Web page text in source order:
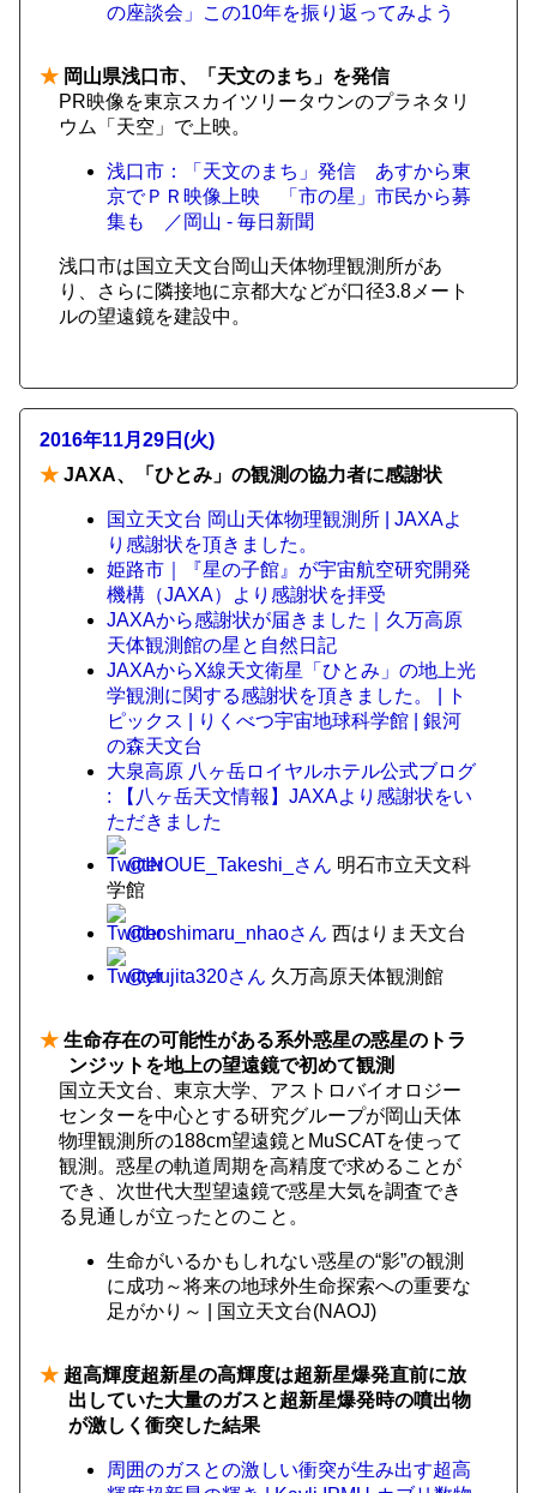
の座談会」この10年を振り返ってみよう
★ 岡山県浅口市、「天文のまち」を発信
PR映像を東京スカイツリータウンのプラネタリ
ウム「天空」で上映。
浅口市：「天文のまち」発信 あすから東
京でＰＲ映像上映 「市の星」市民から募
集も ／岡山 - 毎日新聞
浅口市は国立天文台岡山天体物理観測所があ
り、さらに隣接地に京都大などが口径3.8メート
ルの望遠鏡を建設中。
2016年11月29日(火)
★ JAXA、「ひとみ」の観測の協力者に感謝状
国立天文台 岡山天体物理観測所 | JAXAよ
り感謝状を頂きました。
姫路市｜『星の子館』が宇宙航空研究開発
機構（JAXA）より感謝状を拝受
JAXAから感謝状が届きました｜久万高原
天体観測館の星と自然日記
JAXAからX線天文衛星「ひとみ」の地上光
学観測に関する感謝状を頂きました。 | ト
ピックス | りくべつ宇宙地球科学館 | 銀河
の森天文台
大泉高原 八ヶ岳ロイヤルホテル公式ブログ
: 【八ヶ岳天文情報】JAXAより感謝状をい
ただきました
@INOUE_Takeshi_さん 明石市立天文科
学館
@hoshimaru_nhaoさん 西はりま天文台
@yfujita320さん 久万高原天体観測館
★ 生命存在の可能性がある系外惑星の惑星のトラ
ンジットを地上の望遠鏡で初めて観測
国立天文台、東京大学、アストロバイオロジー
センターを中心とする研究グループが岡山天体
物理観測所の188cm望遠鏡とMuSCATを使って
観測。惑星の軌道周期を高精度で求めることが
でき、次世代大型望遠鏡で惑星大気を調査でき
る見通しが立ったとのこと。
生命がいるかもしれない惑星の“影”の観測
に成功～将来の地球外生命探索への重要な
足がかり～ | 国立天文台(NAOJ)
★ 超高輝度超新星の高輝度は超新星爆発直前に放
出していた大量のガスと超新星爆発時の噴出物
が激しく衝突した結果
周囲のガスとの激しい衝突が生み出す超高